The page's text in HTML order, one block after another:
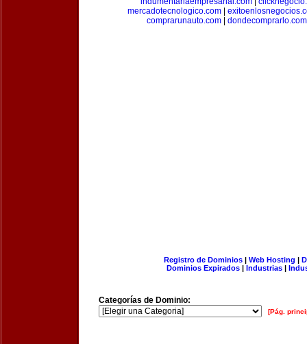
mercadotecnologico.com
comprarunauto.com| dondecomprarlo.com
Registro de Dominios| Web Hosting |
Dominios Expirados | Industrias |
Categorías de Dominio:
[Pág.